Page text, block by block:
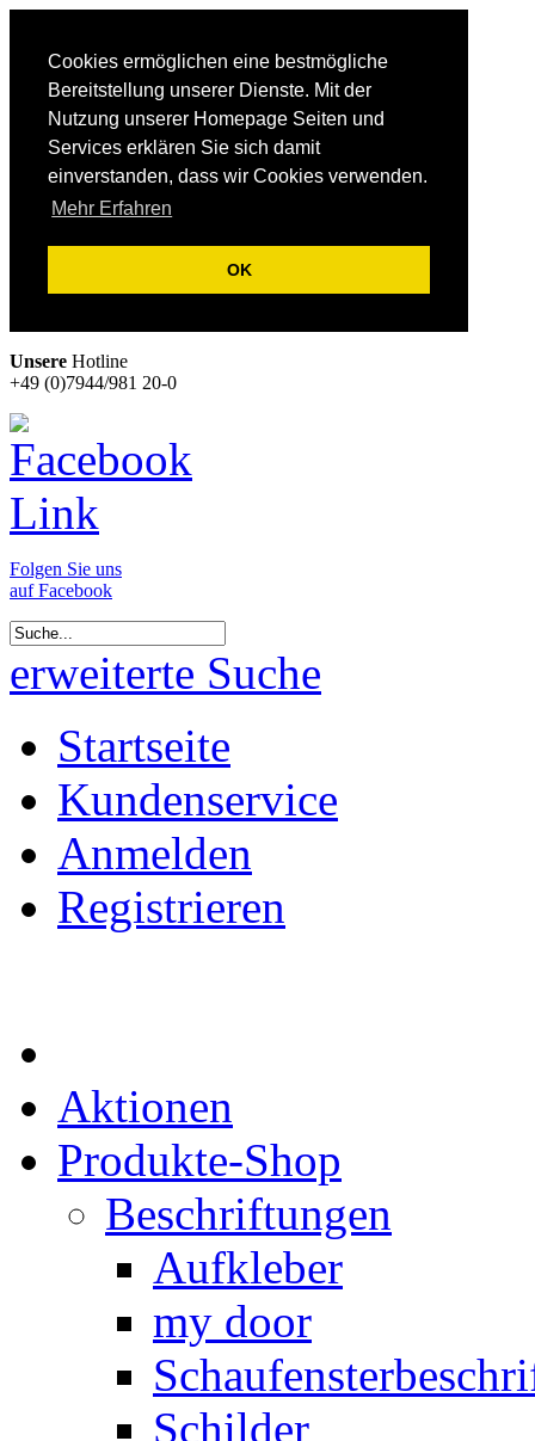
Cookies ermöglichen eine bestmögliche
Bereitstellung unserer Dienste. Mit der
Nutzung unserer Homepage Seiten und
Services erklären Sie sich damit
einverstanden, dass wir Cookies verwenden.
Mehr Erfahren
OK
Unsere Hotline
+49 (0)7944/981 20-0
Folgen Sie uns
auf Facebook
erweiterte Suche
Startseite
Kundenservice
Anmelden
Registrieren
Aktionen
Produkte-Shop
Beschriftungen
Aufkleber
my door
Schilder